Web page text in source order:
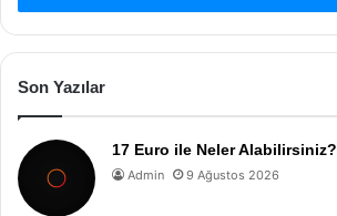
Son Yazılar
17 Euro ile Neler Alabilirsiniz?
Admin 9 Ağustos 2026